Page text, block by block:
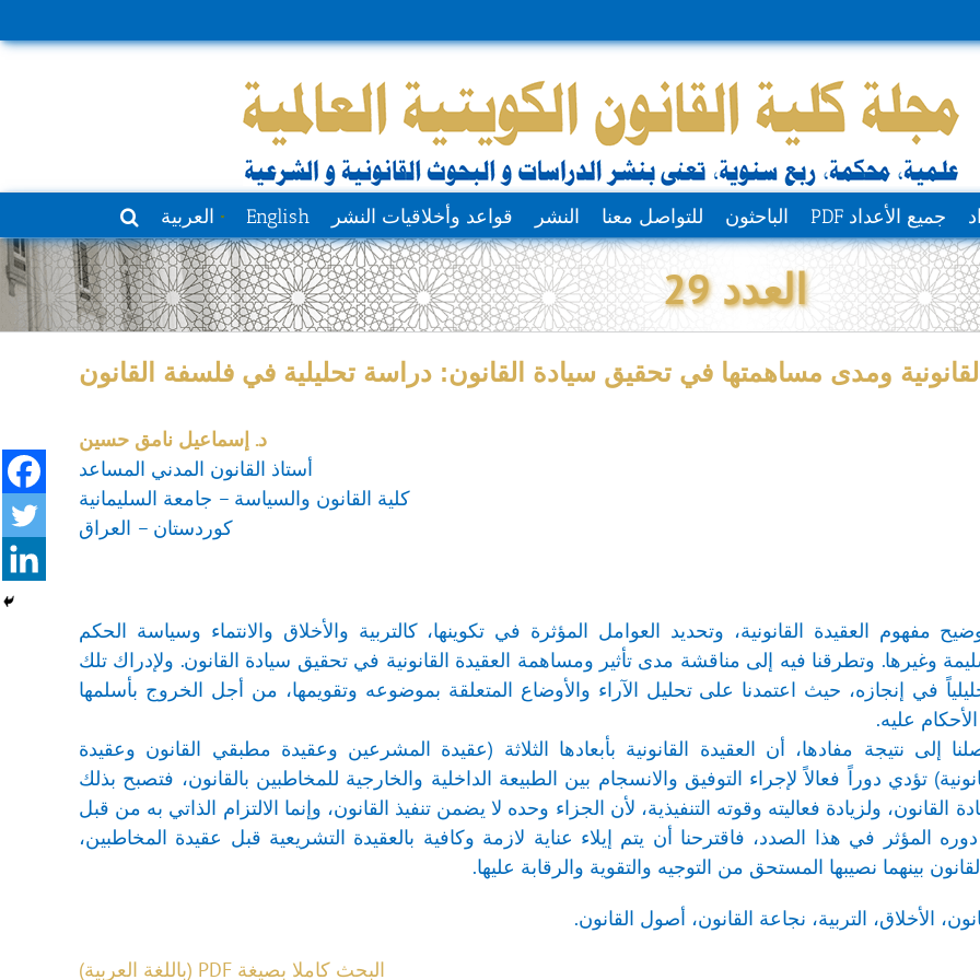
جميع الأعداد PDF الباحثون للتواصل معنا النشر قواعد وأخلاقيات النشر English العربية
العدد 29
القانونية ومدى مساهمتها في تحقيق سيادة القانون: دراسة تحليلية في فلسفة القانون
د. إسماعيل نامق حسين
أستاذ القانون المدني المساعد
كلية القانون والسياسة – جامعة السليمانية
كوردستان – العراق
مفهوم العقيدة القانونية، وتحديد العوامل المؤثرة في تكوينها، كالتربية والأخلاق والانتماء وسياسة الحكم
وغيرها. وتطرقنا فيه إلى مناقشة مدى تأثير ومساهمة العقيدة القانونية في تحقيق سيادة القانون. ولإدراك تلك
في إنجازه، حيث اعتمدنا على تحليل الآراء والأوضاع المتعلقة بموضوعه وتقويمها، من أجل الخروج بأسلمها
عليه.
إلى نتيجة مفادها، أن العقيدة القانونية بأبعادها الثلاثة (عقيدة المشرعين وعقيدة مطبقي القانون وعقيدة
تؤدي دوراً فعالاً لإجراء التوفيق والانسجام بين الطبيعة الداخلية والخارجية للمخاطبين بالقانون، فتصبح بذلك
ولزيادة فعاليته وقوته التنفيذية، لأن الجزاء وحده لا يضمن تنفيذ القانون، وإنما الالتزام الذاتي به من قبل
المؤثر في هذا الصدد، فاقترحنا أن يتم إيلاء عناية لازمة وكافية بالعقيدة التشريعية قبل عقيدة المخاطبين،
بينهما نصيبها المستحق من التوجيه والتقوية والرقابة عليها.
الأخلاق، التربية، نجاعة القانون، أصول القانون.
البحث كاملا بصيغة PDF (باللغة العربية)